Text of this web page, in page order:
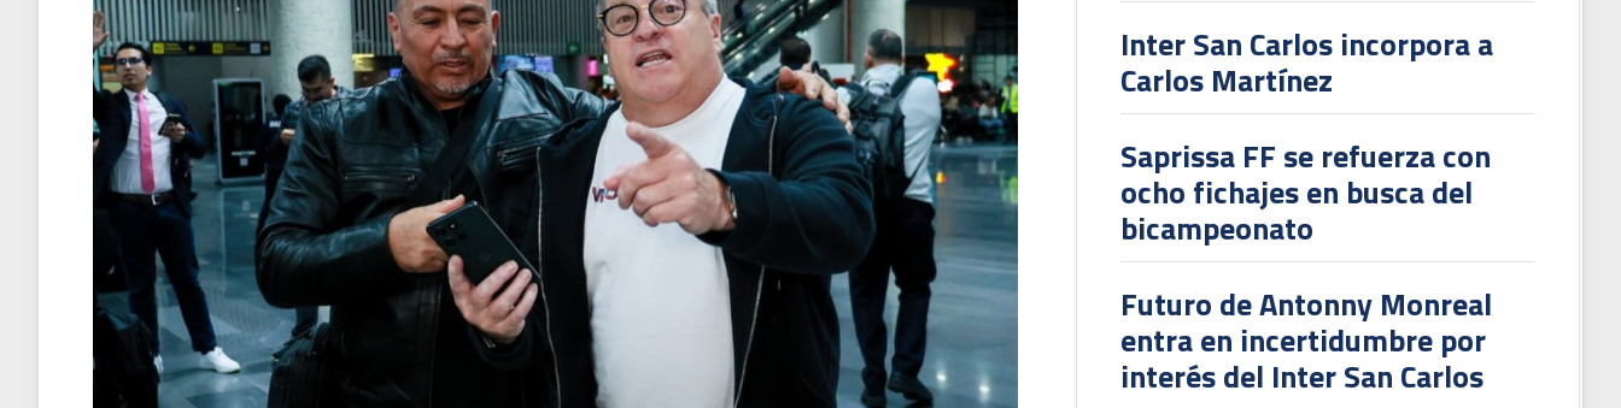
Inter San Carlos incorpora a
Carlos Martínez
Saprissa FF se refuerza con
ocho fichajes en busca del
bicampeonato
Futuro de Antonny Monreal
entra en incertidumbre por
interés del Inter San Carlos